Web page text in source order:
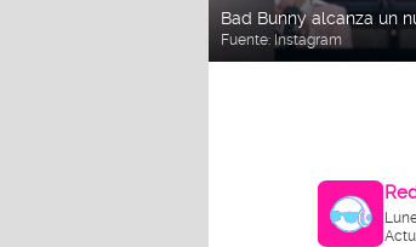
Bad Bunny alcanza un
Fuente: Instagram